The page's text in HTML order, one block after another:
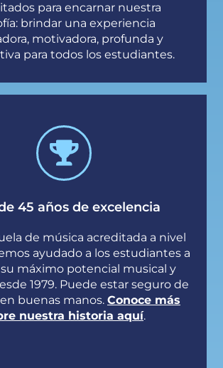
para encarnar nuestra
brindar una experiencia
motivadora, profunda y
para todos los estudiantes.
45 años de excelencia
de música acreditada a nivel
ayudado a los estudiantes a
su máximo potencial musical y
1979. Puede estar seguro de
buenas manos. Conoce más
nuestra historia aquí.